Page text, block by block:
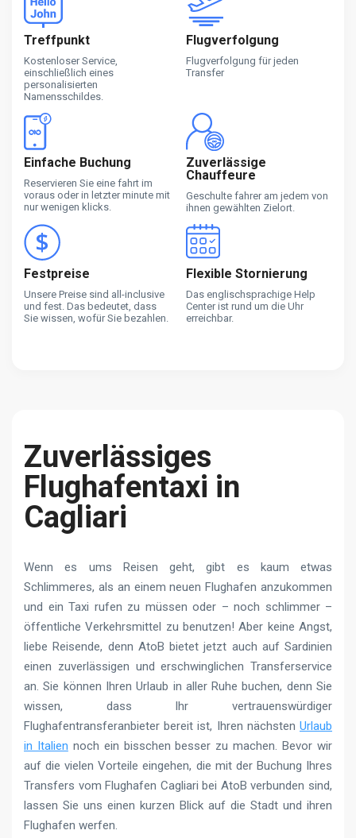
Treffpunkt
Kostenloser Service,
einschließlich eines
personalisierten
Namensschildes.
Flugverfolgung
Flugverfolgung für jeden
Transfer
Einfache Buchung
Reservieren Sie eine fahrt im
voraus oder in letzter minute mit
nur wenigen klicks.
Zuverlässige
Chauffeure
Geschulte fahrer am jedem von
ihnen gewählten Zielort.
Festpreise
Unsere Preise sind all-inclusive
und fest. Das bedeutet, dass
Sie wissen, wofür Sie bezahlen.
Flexible Stornierung
Das englischsprachige Help
Center ist rund um die Uhr
erreichbar.
Zuverlässiges
Flughafentaxi in
Cagliari
Wenn es ums Reisen geht, gibt es kaum etwas
Schlimmeres, als an einem neuen Flughafen anzukommen
und ein Taxi rufen zu müssen oder – noch schlimmer –
öffentliche Verkehrsmittel zu benutzen! Aber keine Angst,
liebe Reisende, denn AtoB bietet jetzt auch auf Sardinien
einen zuverlässigen und erschwinglichen Transferservice
an. Sie können Ihren Urlaub in aller Ruhe buchen, denn Sie
wissen, dass Ihr vertrauenswürdiger
Flughafentransferanbieter bereit ist, Ihren nächsten Urlaub
in Italien noch ein bisschen besser zu machen. Bevor wir
auf die vielen Vorteile eingehen, die mit der Buchung Ihres
Transfers vom Flughafen Cagliari bei AtoB verbunden sind,
lassen Sie uns einen kurzen Blick auf die Stadt und ihren
Flughafen werfen.